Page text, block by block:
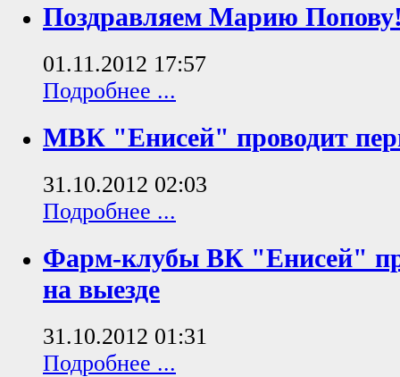
Поздравляем Марию
01.11.2012 17:57
Подробнее ...
МВК "Енисей" проводит
31.10.2012 02:03
Подробнее ...
Фарм-клубы ВК "Енисей"
на выезде
31.10.2012 01:31
Подробнее ...